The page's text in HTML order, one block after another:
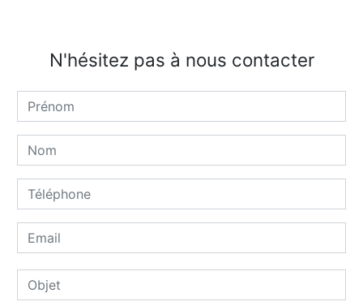
N'hésitez pas à nous contacter